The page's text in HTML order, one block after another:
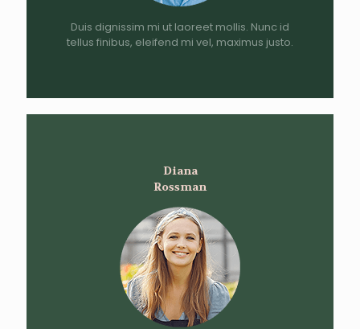
Duis dignissim mi ut laoreet mollis. Nunc id
tellus finibus, eleifend mi vel, maximus justo.
Diana
Rossman